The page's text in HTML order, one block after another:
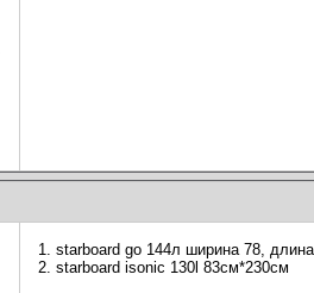
1. starboard go 144л ширина 78,
2. starboard isonic 130l 83см*230см